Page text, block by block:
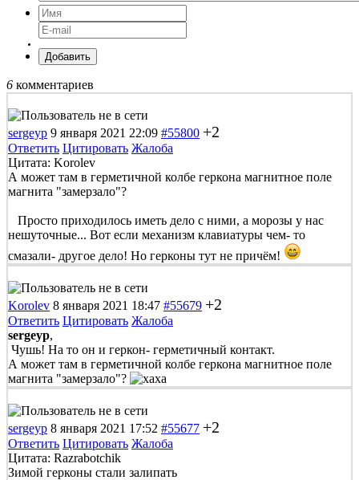
Добавить
6 комментариев
sergeyp 9 января 2021 22:09 #55800 +2
Ответить Цитировать Жалоба
Цитата: Korolev
А может там в герметичной колбе геркона магнитное поле
магнита "замерзало"?
Просто приходилось иметь дело с ними, а морозы у нас
нешуточные... Вот если механизм клавиатуры чем- то
смазали- другое дело! Но герконы тут не причём!
Korolev 8 января 2021 18:47 #55679 +2
Ответить Цитировать Жалоба
sergeyp,
Чушь! На то он и геркон- герметичный контакт.
А может там в герметичной колбе геркона магнитное поле
магнита "замерзало"?
sergeyp 8 января 2021 17:52 #55677 +2
Ответить Цитировать Жалоба
Цитата: Razrabotchik
Зимой герконы стали залипать